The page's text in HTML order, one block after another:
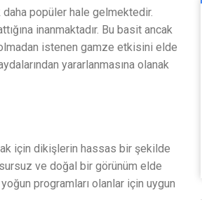
popüler hale gelmektedir.
inanmaktadır. Bu basit ancak
istenen gamze etkisini elde
yararlanmasına olanak
için dikişlerin hassas bir şekilde
ve doğal bir görünüm elde
programları olanlar için uygun